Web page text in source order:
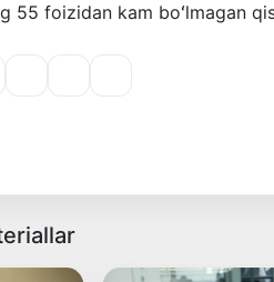
55 foizidan kam boʻlmagan